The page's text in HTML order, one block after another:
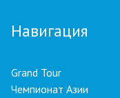
Навигация
Grand Tour
Чемпионат Азии